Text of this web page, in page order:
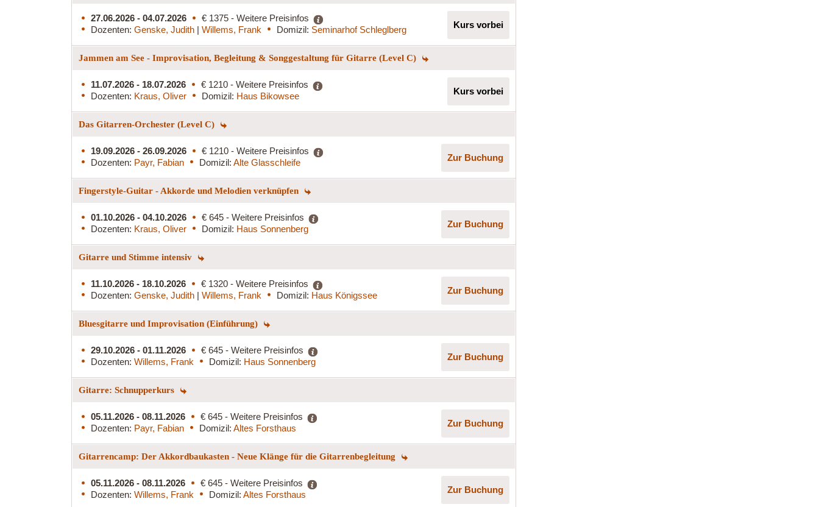
27.06.2026 - 04.07.2026
€ 1375 - Weitere Preisinfos
Dozenten: Genske, Judith | Willems, Frank Domizil: Seminarhof Schleglberg Kurs vorbei
Jammen am See - Improvisation, Begleitung & Songgestaltung für Gitarre (Level C)
11.07.2026 - 18.07.2026
€ 1210 - Weitere Preisinfos
Dozenten: Kraus, Oliver Domizil: Haus Bikowsee Kurs vorbei
Das Gitarren-Orchester (Level C)
19.09.2026 - 26.09.2026
€ 1210 - Weitere Preisinfos
Dozenten: Payr, Fabian Domizil: Alte Glasschleife Zur Buchung
Fingerstyle-Guitar - Akkorde und Melodien verknüpfen
01.10.2026 - 04.10.2026
€ 645 - Weitere Preisinfos
Dozenten: Kraus, Oliver Domizil: Haus Sonnenberg Zur Buchung
Gitarre und Stimme intensiv
11.10.2026 - 18.10.2026
€ 1320 - Weitere Preisinfos
Dozenten: Genske, Judith | Willems, Frank Domizil: Haus Königssee Zur Buchung
Bluesgitarre und Improvisation (Einführung)
29.10.2026 - 01.11.2026
€ 645 - Weitere Preisinfos
Dozenten: Willems, Frank Domizil: Haus Sonnenberg Zur Buchung
Gitarre: Schnupperkurs
05.11.2026 - 08.11.2026
€ 645 - Weitere Preisinfos
Dozenten: Payr, Fabian Domizil: Altes Forsthaus Zur Buchung
Gitarrencamp: Der Akkordbaukasten - Neue Klänge für die Gitarrenbegleitung
05.11.2026 - 08.11.2026
€ 645 - Weitere Preisinfos
Dozenten: Willems, Frank Domizil: Altes Forsthaus Zur Buchung